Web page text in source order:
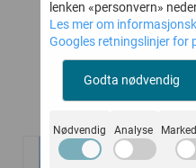
Kjøp
Kunder
lenken «personvern»
Les mer om
Googles retningslinjer for
Godta nødvendig
Nødvendig Analyse